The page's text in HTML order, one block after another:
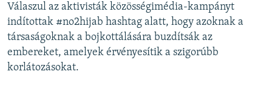
Válaszul az aktivisták közösségimédia-kampányt
indítottak #no2hijab hashtag alatt, hogy azoknak a
társaságoknak a bojkottálására buzdítsák az
embereket, amelyek érvényesítik a szigorúbb
korlátozásokat.